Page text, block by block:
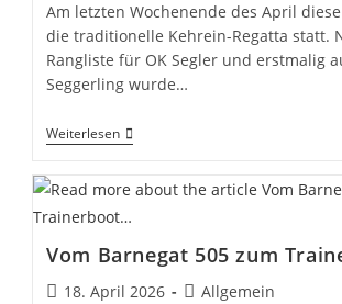
Am letzten Wochenende des April
die traditionelle Kehrein-Regatta statt.
Rangliste für OK Segler und erstmalig
Seggerling wurde…
WeiterlesenKehrein
Regatta
2026
Vom Barnegat 505 zum
Beitrag
18. April 2026
Beitrags-
Allgemein